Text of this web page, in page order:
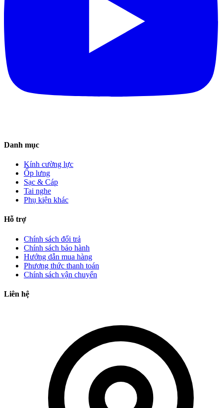
Danh mục
Kính cường lực
Ốp lưng
Sạc & Cáp
Tai nghe
Phụ kiện khác
Hỗ trợ
Chính sách đổi trả
Chính sách bảo hành
Hướng dẫn mua hàng
Phương thức thanh toán
Chính sách vận chuyển
Liên hệ